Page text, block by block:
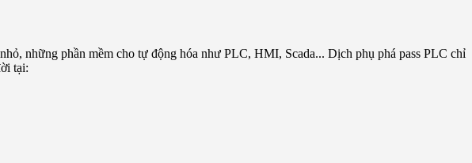
những phần mềm cho tự động hóa như PLC, HMI, Scada... Dịch phụ phá pass PLC chỉ
tại: